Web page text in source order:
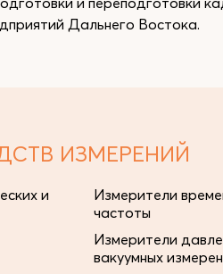
Дальнего Востока.
ИЗМЕРЕНИЙ
и
Измерители
частоты
Измерители
вакуумных